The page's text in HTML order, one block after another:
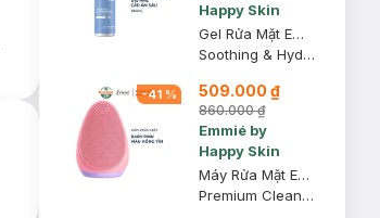
Happy Skin
Gel Rửa Mặt Emmié Dịu Nhẹ & Cấp Ẩm Sâu 180ml
Soothing & Hydrating Derma Cleansing Gel
-41 % 509.000 ₫
860.000 ₫
Emmié by
Happy Skin
Máy Rửa Mặt Emmié Hỗ Trợ Sạch Sâu Màu Baby Pink
Premium Cleansing Brush #Baby Pink